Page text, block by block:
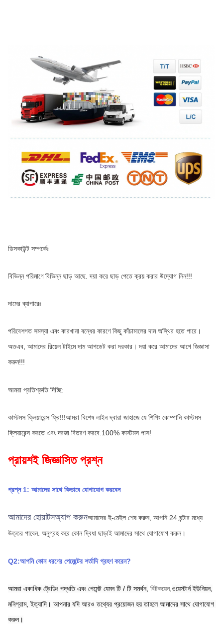
ডিসকাউন্ট সম্পর্কেঃ
বিভিন্ন পরিমাণে বিভিন্ন ছাড় আছে. দয়া করে ছাড় পেতে ক্রয় করার উদ্যোগ নিন!!!
দামের ব্যাপারেঃ
পরিবেশগত সমস্যা এবং কারখানা বন্ধের কারণে কিছু কাঁচামালের দাম অস্থির হতে পারে।
অতএব, আমাদের রিয়েল টাইমে দাম আপডেট করা দরকার। দয়া করে আমাদের আগে জিজ্ঞাসা
করুন!!!
আমরা প্রতিশ্রুতি দিচ্ছি:
কাস্টমস ক্লিয়ারেন্স ফ্রি!!!আমরা বিশেষ লাইন দ্বারা জাহাজে যে শিপিং কোম্পানি কাস্টমস
ক্লিয়ারেন্স করতে এবং দরজা বিতরণ করবে.100% কাস্টমস পাস!
প্রায়শই জিজ্ঞাসিত প্রশ্ন
প্রশ্ন 1: আমাদের সাথে কিভাবে যোগাযোগ করবেন
আমাদের হোয়াটসঅ্যাপ করুনআমাদের ই-মেইল শেষ করুন, আপনি 24 ঘন্টার মধ্যে
উত্তর পাবেন. অনুগ্রহ করে কোন দ্বিধা ছাড়াই আমাদের সাথে যোগাযোগ করুন।
Q2:আপনি কোন ধরণের পেমেন্টের শর্তাদি গ্রহণ করেন?
আমরা একাধিক ট্রেডিং পদ্ধতি এবং পেমেন্ট যেমন টি / টি সমর্থন, বিটকয়েন,ওয়েস্টার্ন ইউনিয়ন,
মনিগ্রাম, ইত্যাদি। আপনার যদি আরও তথ্যের প্রয়োজন হয় তাহলে আমাদের সাথে যোগাযোগ
করুন।